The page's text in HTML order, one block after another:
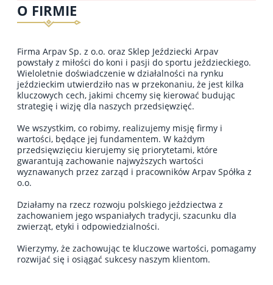
O FIRMIE
Firma Arpav Sp. z o.o. oraz Sklep Jeździecki Arpav
powstały z miłości do koni i pasji do sportu jeździeckiego.
Wieloletnie doświadczenie w działalności na rynku
jeździeckim utwierdziło nas w przekonaniu, że jest kilka
kluczowych cech, jakimi chcemy się kierować budując
strategię i wizję dla naszych przedsięwzięć.
We wszystkim, co robimy, realizujemy misję firmy i
wartości, będące jej fundamentem. W każdym
przedsięwzięciu kierujemy się priorytetami, które
gwarantują zachowanie najwyższych wartości
wyznawanych przez zarząd i pracowników Arpav Spółka z
o.o.
Działamy na rzecz rozwoju polskiego jeździectwa z
zachowaniem jego wspaniałych tradycji, szacunku dla
zwierząt, etyki i odpowiedzialności.
Wierzymy, że zachowując te kluczowe wartości, pomagamy
rozwijać się i osiągać sukcesy naszym klientom.